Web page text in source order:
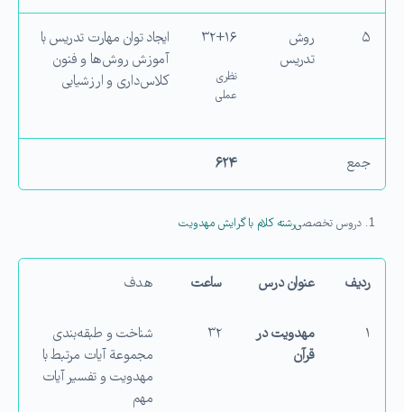
۵
روش
تدریس
۳۲+۱۶
نظری
عملی
ایجاد توان مهارت تدریس با
آموزش روش‌ها و فنون
كلاس‌داری و ارزشیابی
جمع ۶۲۴
دروس تخصصیرشته كلام با گرایش مهدویت
ردیف عنوان درس ساعت هدف
۱
مهدویت در
قرآن
۳۲
شناخت و طبقه‌بندی
مجموعة آیات مرتبط با
مهدویت و تفسیر آیات
مهم